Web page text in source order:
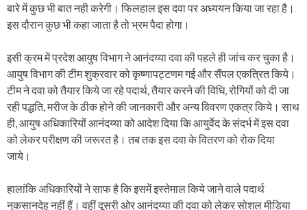
बारे में कुछ भी बात नही करेगी। फिलहाल इस दवा पर अध्ययन किया जा रहा है।
इस दौरान कुछ भी कहा जाता है तो भ्रम पैदा होगा।
इसी क्रम में प्रदेश आयुष विभाग ने आनंदय्या दवा की पहले ही जांच कर चुका है।
आयुष विभाग की टीम शुक्रवार को कृष्णापट्टणम गई और सैंपल एकत्रित किये।
टीम ने दवा को तैयार किये जा रहे पदार्थ, तैयार करने की विधि, रोगियों को दी जा
रही पद्धति, मरीज के ठीक होने की जानकारी और अन्य विवरण एकत्र किये। साथ
ही, आयुष अधिकारियों आनंदय्या को आदेश दिया कि आयुर्वेद के संदर्भ में इस दवा
को लेकर परीक्षण की जरूरत है। तब तक इस दवा के वितरण को रोक दिया
जाये।
हालांकि अधिकारियों ने साफ है कि इसमें इस्तेमाल किये जाने वाले पदार्थ
नुकसानदेह नहीं हैं। वहीं दूसरी ओर आनंदय्या की दवा को लेकर सोशल मीडिया